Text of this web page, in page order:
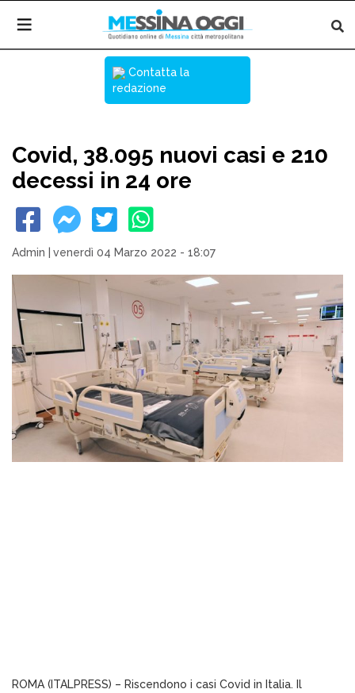
Contatta la
redazione
Covid, 38.095 nuovi casi e 210
decessi in 24 ore
Admin venerdì 04 Marzo 2022 - 18:07
ROMA (ITALPRESS) – Riscendono i casi Covid in Italia. Il